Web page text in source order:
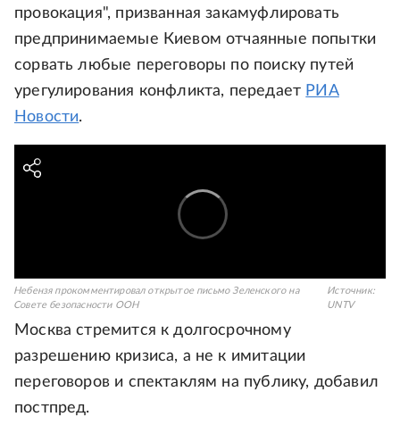
провокация", призванная закамуфлировать
предпринимаемые Киевом отчаянные попытки
сорвать любые переговоры по поиску путей
урегулирования конфликта, передает РИА
Новости.
Небензя прокомментировал открытое письмо Зеленского на
Совете безопасности ООН
Источник:
UNTV
Москва стремится к долгосрочному
разрешению кризиса, а не к имитации
переговоров и спектаклям на публику, добавил
постпред.